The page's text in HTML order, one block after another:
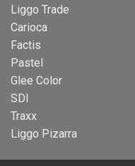
Liggo Trade
Carioca
Factis
Pastel
Glee Color
SDI
Traxx
Liggo Pizarra